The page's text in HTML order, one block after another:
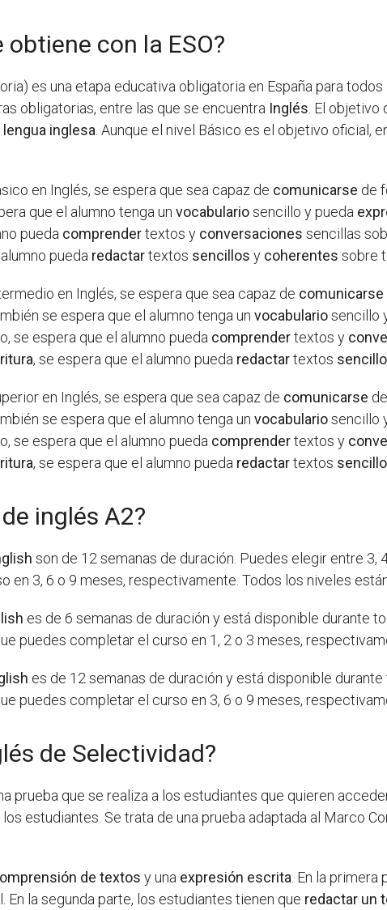
obtiene con la ESO?
es una etapa educativa obligatoria en España para
obligatorias, entre las que se encuentra Inglés . El
lengua inglesa . Aunque el nivel Básico es el objetivo oficial,
en Inglés, se espera que sea capaz de comunicarse de
que el alumno tenga unvocabulariosencillo y pueda
pueda comprendertextos y conversaciones sencillas
pueda redactartextos sencillos y coherentes sobre
en Inglés, se espera que sea capaz de comunicarse
se espera que el alumno tenga unvocabulariosencillo
se espera que el alumno pueda comprendertextos y
, se espera que el alumno pueda redactartextos
en Inglés, se espera que sea capaz de comunicarse
se espera que el alumno tenga unvocabulariosencillo
se espera que el alumno pueda comprendertextos y
, se espera que el alumno pueda redactartextos
inglés A2?
son de 12 semanas de duración. Puedes elegir entre 3,
en 3, 6 o 9 meses, respectivamente. Todos los niveles
es de 6 semanas de duración y está disponible durante
puedes completar el curso en 1, 2 o 3 meses,
es de 12 semanas de duración y está disponible
puedes completar el curso en 3, 6 o 9 meses,
de Selectividad?
prueba que se realiza a los estudiantes que quieren
estudiantes. Se trata de una prueba adaptada al Marco
de textos y una expresión escrita . En la
la segunda parte, los estudiantes tienen que redactar un